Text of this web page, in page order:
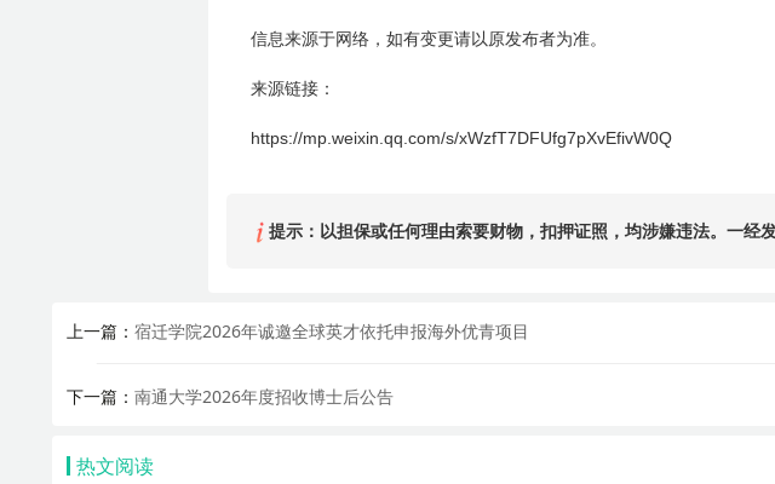
信息来源于网络，如有变更请以原发布者为准。
来源链接：
https://mp.weixin.qq.com/s/xWzfT7DFUfg7pXvEfivW0Q
提示：以担保或任何理由索要财物，扣押证照，均涉嫌违法。一经
上一篇：宿迁学院2026年诚邀全球英才依托申报海外优青项目
下一篇：南通大学2026年度招收博士后公告
热文阅读